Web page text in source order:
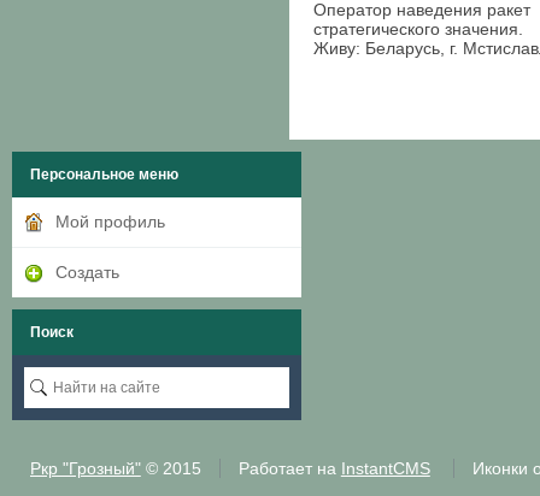
Оператор наведения ракет
стратегического значения.
Живу: Беларусь, г.
Персональное меню
Мой профиль
Создать
Поиск
Ркр "Грозный"© 2015 Работает на InstantCMS Иконки